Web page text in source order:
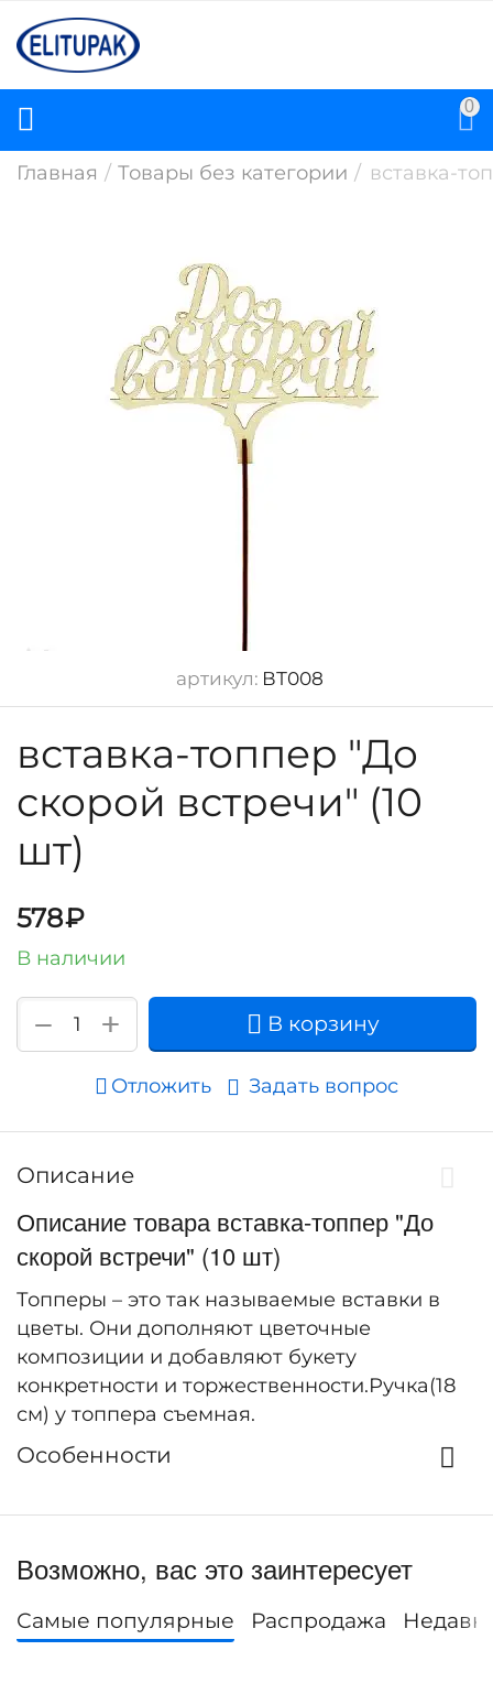
0
Главная / Товары без категории / вставка-
артикул: ВТ008
вставка-топпер "До
скорой встречи" (10
шт)
578₽
В наличии
+
− В корзину
Отложить Задать вопрос
Описание
Описание товара вставка-топпер "До
скорой встречи" (10 шт)
Топперы – это так называемые вставки в
цветы. Они дополняют цветочные
композиции и добавляют букету
конкретности и торжественности.Ручка(18
см) у топпера съемная.
Особенности
Возможно, вас это заинтересует
Самые популярные Распродажа